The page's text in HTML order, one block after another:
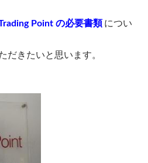
Point の必要書類 につい
だきたいと思います。